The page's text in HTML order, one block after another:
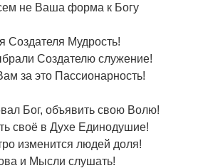
не Ваша форма к Богу
Создателя Мудрость!
Создателю служение!
за это Пассионарность!
Бог, объявить свою Волю!
своё в Духе Единодушие!
изменится людей доля!
и Мысли слушать!